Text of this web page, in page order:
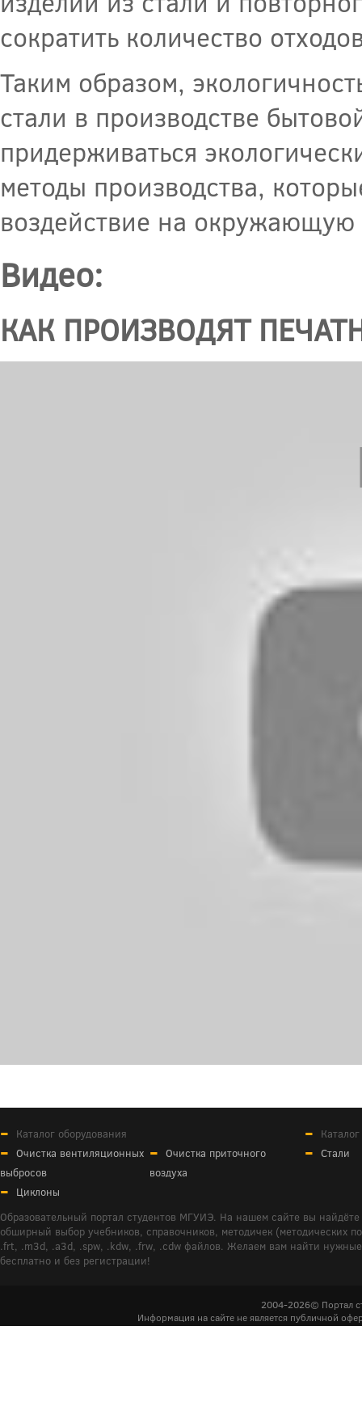
сократить количество
Таким образом,
стали в производстве
придерживаться
методы производства,
воздействие на окружающую
Видео:
КАК ПРОИЗВОДЯТ
Каталог оборудования
Очистка вентиляционных
выбросов
Очистка приточного
воздуха
Циклоны
Стали
Образовательный портал студентов МГУИЭ. На нашем сайте вы
обширный выбор учебников, справочников, методичек (методических
.frt, .m3d, .a3d, .spw, .kdw, .frw, .cdw файлов. Желаем вам найти
бесплатно и без регистрации!
2004-2026© Портал
Информация на сайте не является публичной